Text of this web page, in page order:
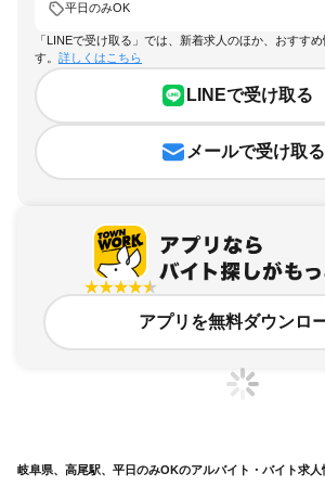
平日のみOK
「LINEで受け取る」では、新着求人のほか、おすす
す。 詳しくはこちら
LINEで受け取る
メールで受け取る
アプリを無料ダウンロ
岐阜県、高尾駅、平日のみOKのアルバイト・バイト求人